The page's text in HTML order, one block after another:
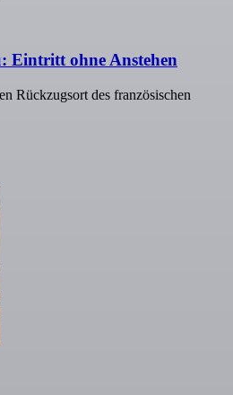
Eintritt ohne Anstehen
Rückzugsort des französischen